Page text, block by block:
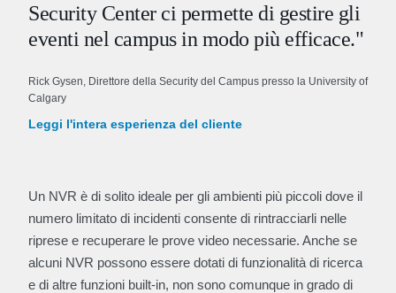
Security Center ci permette di gestire gli
eventi nel campus in modo più efficace."
Rick Gysen, Direttore della Security del Campus presso la University of
Calgary
Leggi l'intera esperienza del cliente
Un NVR è di solito ideale per gli ambienti più piccoli dove il
numero limitato di incidenti consente di rintracciarli nelle
riprese e recuperare le prove video necessarie. Anche se
alcuni NVR possono essere dotati di funzionalità di ricerca
e di altre funzioni built-in, non sono comunque in grado di